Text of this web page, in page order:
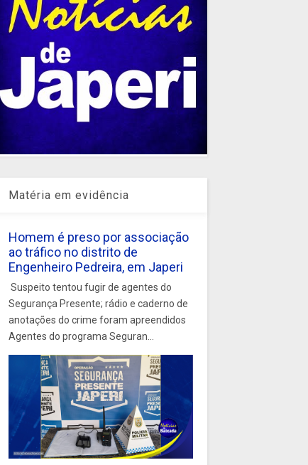
Matéria em evidência
Homem é preso por associação
ao tráfico no distrito de
Engenheiro Pedreira, em Japeri
Suspeito tentou fugir de agentes do
Segurança Presente; rádio e caderno de
anotações do crime foram apreendidos
Agentes do programa Seguran...